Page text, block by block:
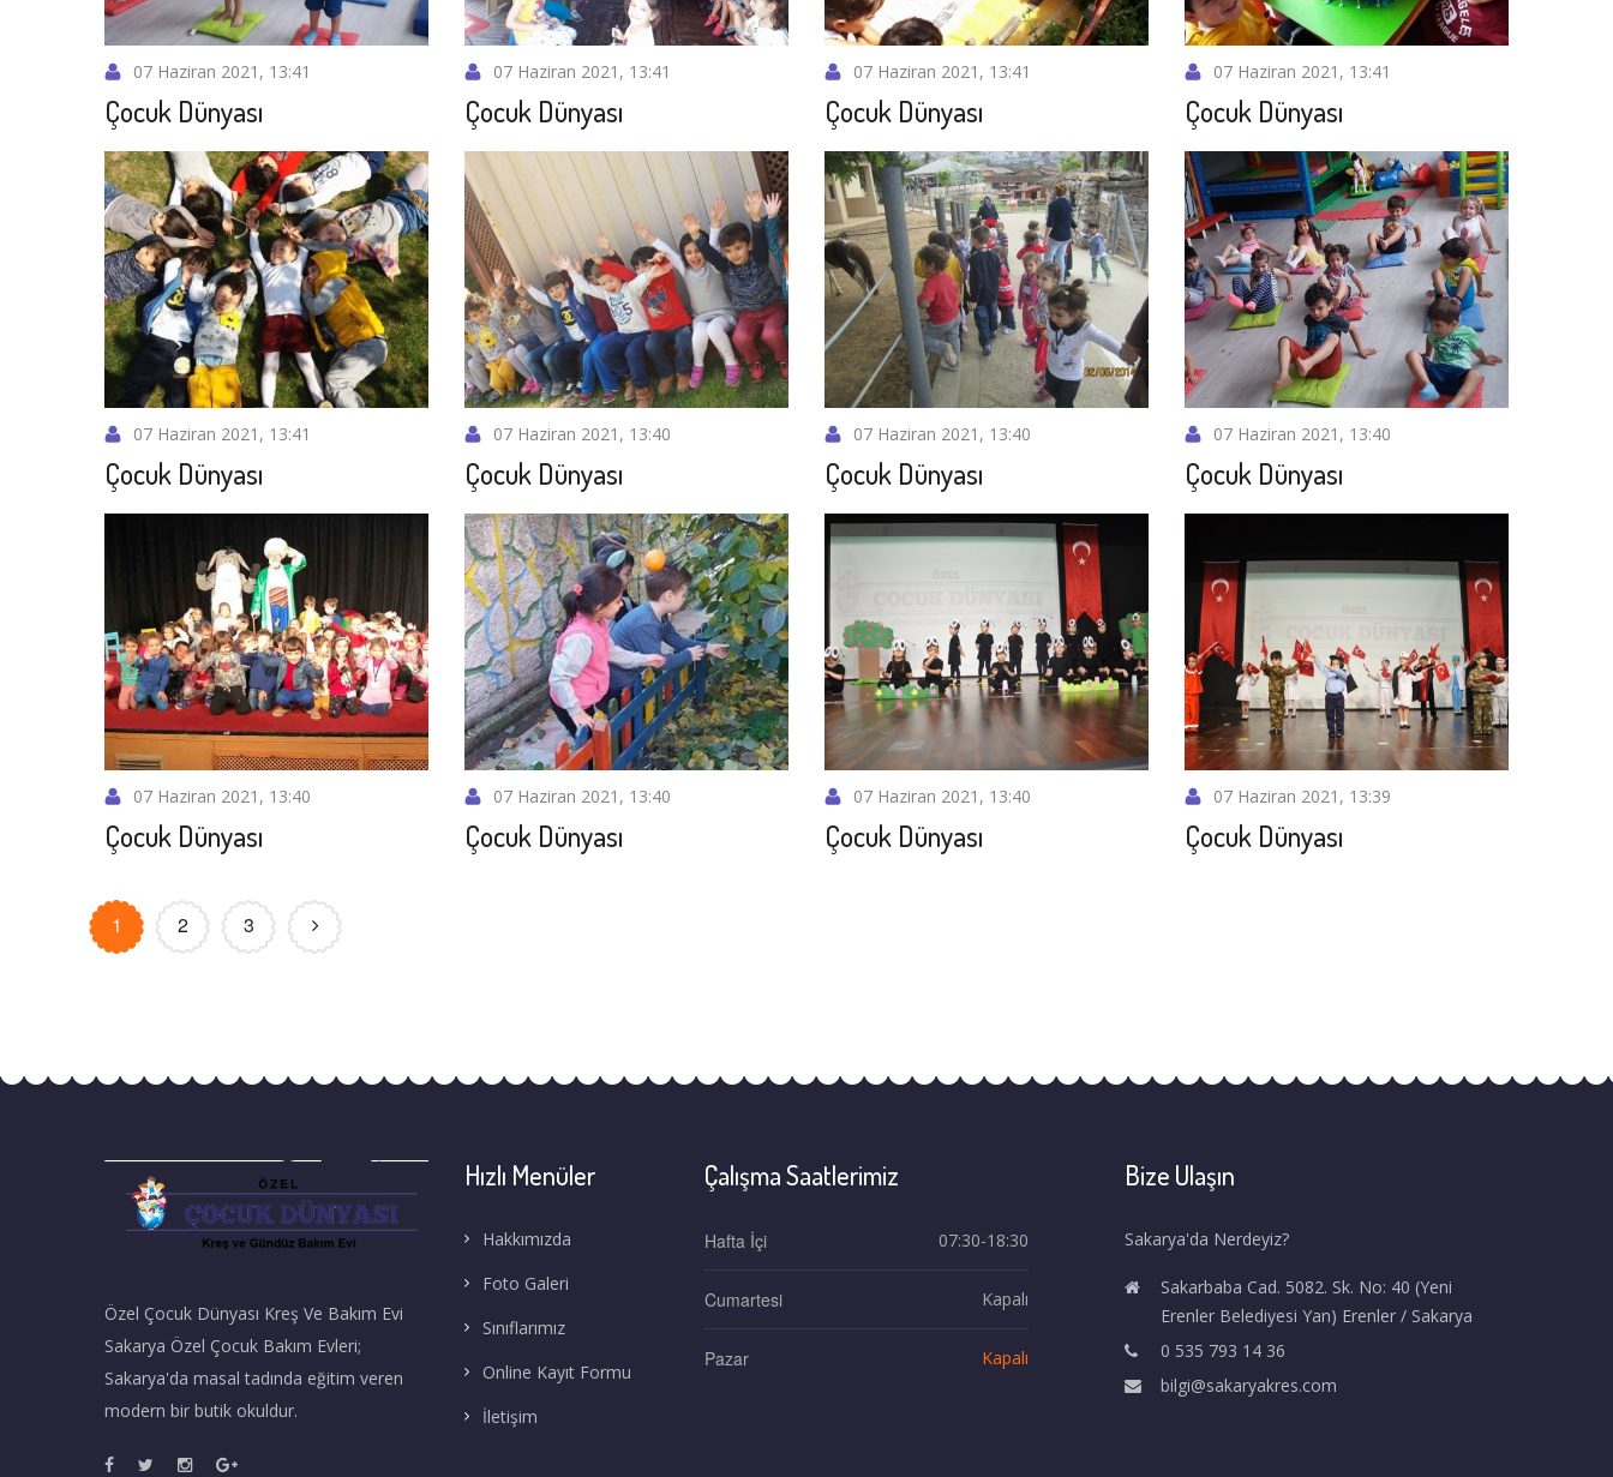
07 Haziran 2021, 13:41
Çocuk Dünyası
07 Haziran 2021, 13:41
Çocuk Dünyası
07 Haziran 2021, 13:41
Çocuk Dünyası
07 Haziran 2021, 13:41
Çocuk Dünyası
07 Haziran 2021, 13:41
Çocuk Dünyası
07 Haziran 2021, 13:40
Çocuk Dünyası
07 Haziran 2021, 13:40
Çocuk Dünyası
07 Haziran 2021, 13:40
Çocuk Dünyası
07 Haziran 2021, 13:40
Çocuk Dünyası
07 Haziran 2021, 13:40
Çocuk Dünyası
07 Haziran 2021, 13:40
Çocuk Dünyası
07 Haziran 2021, 13:39
Çocuk Dünyası
1 2 3
Özel Çocuk Dünyası Kreş Ve Bakım Evi
Sakarya Özel Çocuk Bakım Evleri;
Sakarya'da masal tadında eğitim veren
modern bir butik okuldur.
Hızlı Menüler
Hakkımızda
Foto Galeri
Sınıflarımız
Online Kayıt Formu
İletişim
Çalışma Saatlerimiz
Hafta İçi 07:30-18:30
Cumartesi Kapalı
Pazar Kapalı
Bize Ulaşın
Sakarya'da Nerdeyiz?
Sakarbaba Cad. 5082. Sk. No: 40 (Yeni
Erenler Belediyesi Yan) Erenler / Sakarya
0 535 793 14 36
bilgi@sakaryakres.com